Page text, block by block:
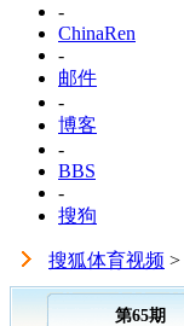
-
ChinaRen
-
邮件
-
博客
-
BBS
-
搜狗
搜狐体育视频 >
第65期